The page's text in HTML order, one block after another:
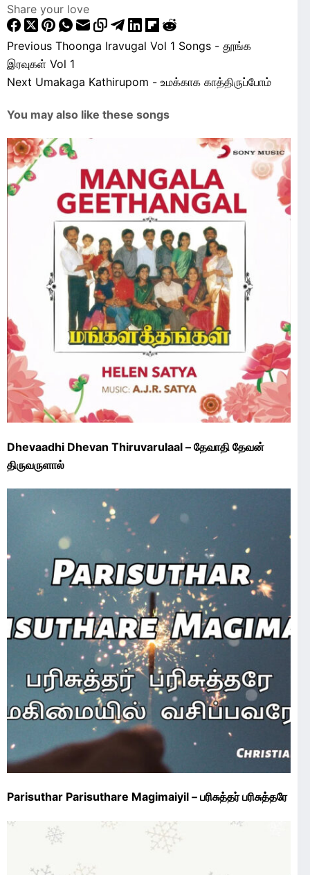
Share your love
Previous Thoonga Iravugal Vol 1 Songs - தூங்க
இரவுகள் Vol 1
Next Umakaga Kathirupom - உமக்காக காத்திருப்போம்
You may also like these songs
Dhevaadhi Dhevan Thiruvarulaal – தேவாதி தேவன்
திருவருளால்
Parisuthar Parisuthare Magimaiyil – பரிசுத்தர் பரிசுத்தரே